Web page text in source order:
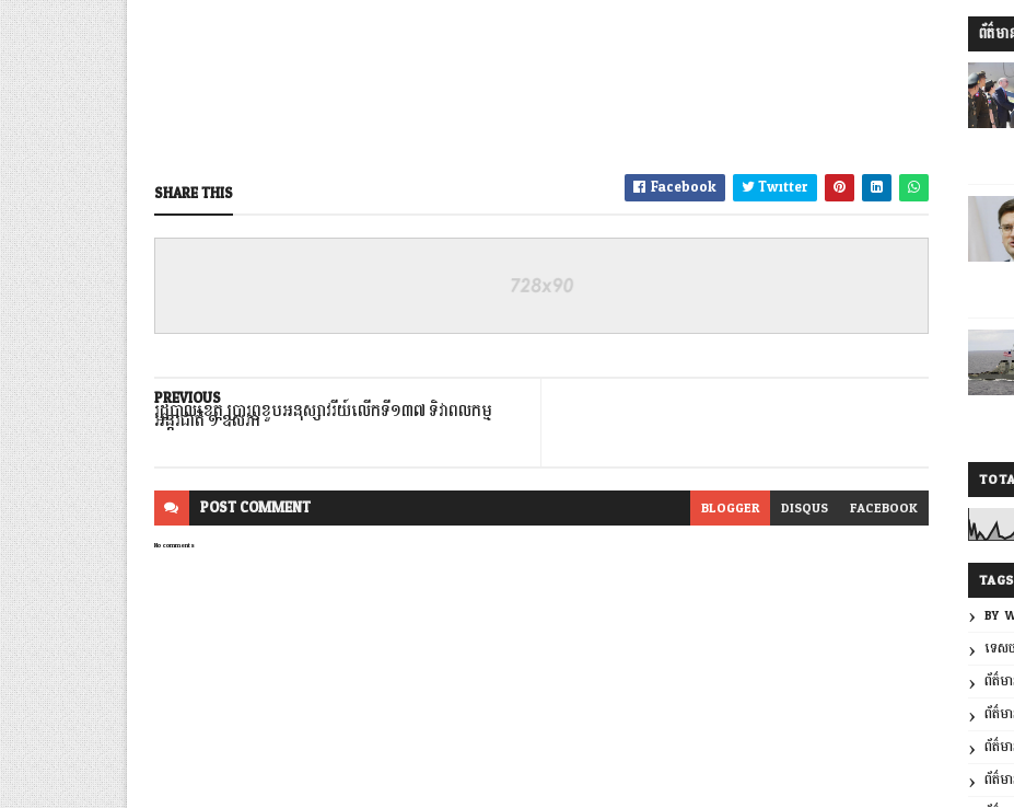
SHARE THIS Facebook Twitter
PREVIOUS
រដ្ឋបាលខេត្ត ប្រារព្ធខួបអនុស្សាវរីយ៍លើកទី១៣៧ ទិវាពលកម្ម
អន្តរជាតិ ១ ឧសភា
POSTCOMMENT BLOGGER DISQUS FACEBOOK
No comments
ព័ត៌មា
TAGS
BY:
ទេស
ព័ត៌ម
ព័ត៌ម
ព័ត៌ម
ព័ត៌មា